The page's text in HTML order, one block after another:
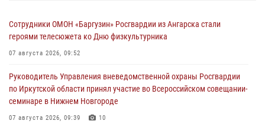
Сотрудники ОМОН «Баргузин» Росгвардии из Ангарска стали
героями телесюжета ко Дню физкультурника
07 августа 2026, 09:52
Руководитель Управления вневедомственной охраны Росгвардии
по Иркутской области принял участие во Всероссийском совещании-
семинаре в Нижнем Новгороде
07 августа 2026, 09:39 10